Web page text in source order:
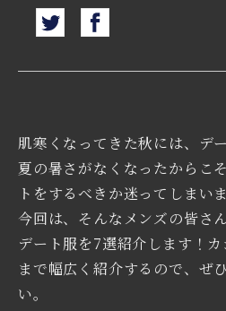
肌寒くなってきた秋には、デ
夏の暑さがなくなったからこ
トをするべきか迷ってしまい
今回は、そんなメンズの皆さ
デート服を7選紹介します！
まで幅広く紹介するので、ぜ
い。